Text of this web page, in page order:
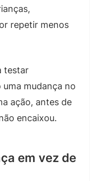
repetir menos
testar
mudança no
ação, antes de
encaixou.
em vez de